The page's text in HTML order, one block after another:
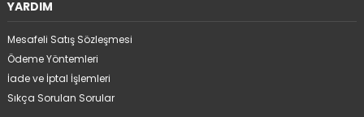
YARDIM
Mesafeli Satış Sözleşmesi
Ödeme Yöntemleri
İade ve İptal İşlemleri
Sıkça Sorulan Sorular